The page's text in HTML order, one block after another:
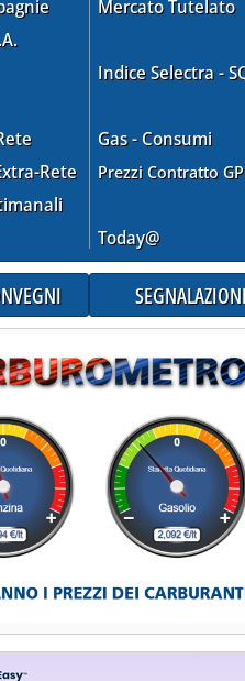
Rete
Mercato Tutelato
Indice Selectra -
Gas - Consumi
Prezzi Contratto
Today@